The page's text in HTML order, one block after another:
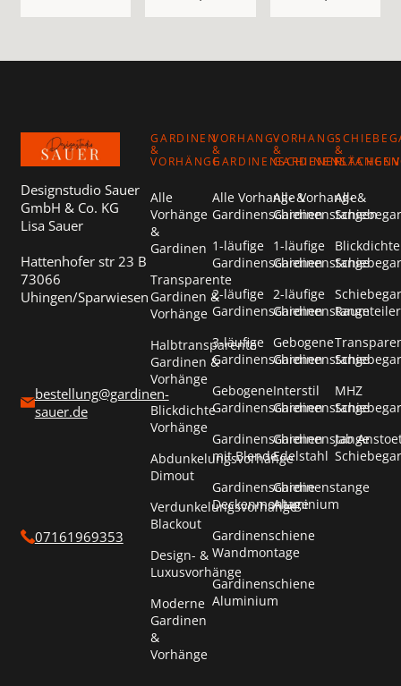
Designstudio Sauer
GmbH & Co. KG
Lisa Sauer
Hattenhofer str 23 B
73066
Uhingen/Sparwiesen
bestellung@gardinen-
sauer.de
07161969353
GARDINEN
&
VORHÄNGE
Alle
Vorhänge
&
Gardinen
Transparente
Gardinen &
Vorhänge
Halbtransparente
Gardinen &
Vorhänge
Blickdichte
Vorhänge
Abdunkelungsvorhänge
Dimout
Verdunkelungsvorhänge
Blackout
Design- &
Luxusvorhänge
Moderne
Gardinen
&
Vorhänge
VORHANG-
&
GARDINENSCHIENEN
Alle Vorhang- &
Gardinenschienen
1-läufige
Gardinenschienen
2-läufige
Gardinenschienen
3-läufige
Gardinenschienen
Gebogene
Gardinenschienen
Gardinenschienen
mit Blende
Gardinenschiene
Deckenmontage
Gardinenschiene
Wandmontage
Gardinenschiene
Aluminium
VORHANG-
&
GARDINENSTANGEN
Alle Vorhang- &
Gardinenstangen
1-läufige
Gardinenstange
2-läufige
Gardinenstange
Gebogene
Gardinenstange
Interstil
Gardinenstange
Gardinenstange
Edelstahl
Gardinenstange
Aluminium
&
Alle
Blickdichte
Raumteiler
MHZ
Jab